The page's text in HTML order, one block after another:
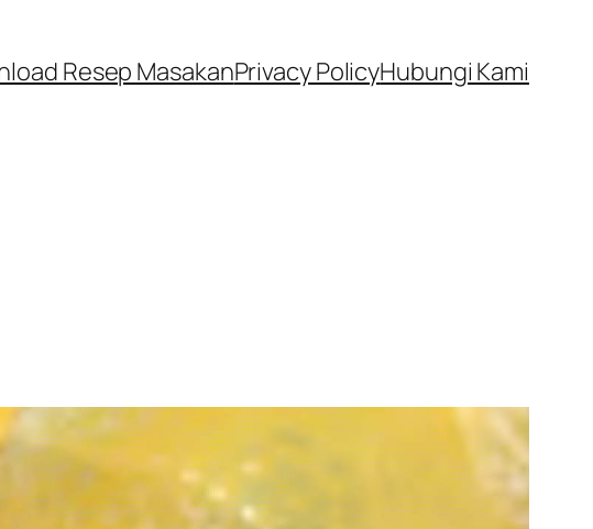
Resep MasakanPrivacy PolicyHubungi Kami